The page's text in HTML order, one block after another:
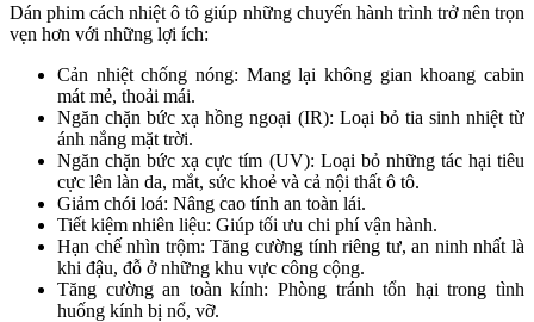
Dán phim cách nhiệt ô tô giúp những chuyến hành trình trở nên trọn
vẹn hơn với những lợi ích:
Cản nhiệt chống nóng: Mang lại không gian khoang cabin
mát mẻ, thoải mái.
Ngăn chặn bức xạ hồng ngoại (IR): Loại bỏ tia sinh nhiệt từ
ánh nắng mặt trời.
Ngăn chặn bức xạ cực tím (UV): Loại bỏ những tác hại tiêu
cực lên làn da, mắt, sức khoẻ và cả nội thất ô tô.
Giảm chói loá: Nâng cao tính an toàn lái.
Tiết kiệm nhiên liệu: Giúp tối ưu chi phí vận hành.
Hạn chế nhìn trộm: Tăng cường tính riêng tư, an ninh nhất là
khi đậu, đỗ ở những khu vực công cộng.
Tăng cường an toàn kính: Phòng tránh tổn hại trong tình
huống kính bị nổ, vỡ.